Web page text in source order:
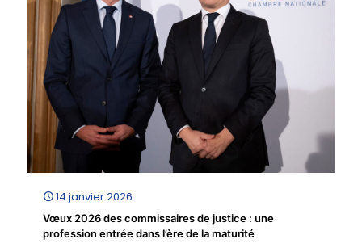
14 janvier 2026
Vœux 2026 des commissaires de justice : une
profession entrée dans l’ère de la maturité